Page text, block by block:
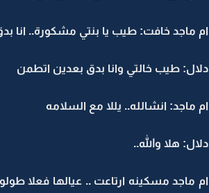
ام ماجد خافت: طيب يا بنتي مشكورة.. انا
دلال: طيب خالتي وانا بدق بعدين اتطمن
ام ماجد: انشالله.. يللا مع السلامه
دلال: هلا والله..
ام ماجد مسكينه ارتاعت .. عيالها فعلا